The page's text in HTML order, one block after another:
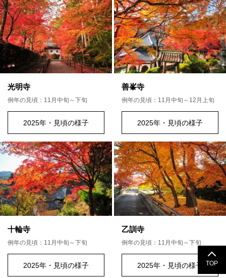
光明寺
例年の見頃：11月中旬～下旬
2025年・見頃の様子
善峯寺
例年の見頃：11月中旬～12月上旬
2025年・見頃の様子
十輪寺
例年の見頃：11月中旬～下旬
2025年・見頃の様子
乙訓寺
例年の見頃：11月中旬～下旬
2025年・見頃の様子 TOP